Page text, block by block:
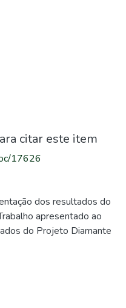
citar este item
17626
dos resultados do
apresentado ao
do Projeto Diamante